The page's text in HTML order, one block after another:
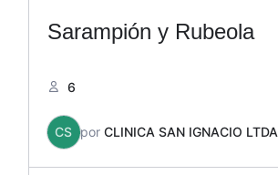
Sarampión y Rubeola
6
CS por CLINICA SAN IGNACIO LTDA